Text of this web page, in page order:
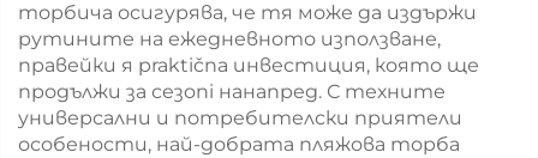
торбича осигурява, че тя може да издържи
рутините на ежедневното използване,
правейки я praktična инвестиция, която ще
продължи за сезoni нанапред. С техните
универсални и потребителски приятели
особености, най-добрата пляжова торба